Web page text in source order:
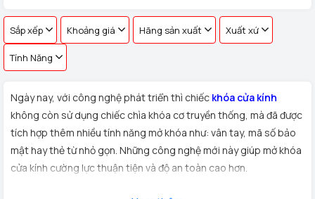
Sắp xếp Khoảng giá Hãng sản xuất Xuất xứ
Tính Năng
Ngày nay, với công nghệ phát triển thì chiếc khóa cửa kính
không còn sử dụng chiếc chìa khóa cơ truyền thống, mà đã được
tích hợp thêm nhiều tính năng mở khóa như: vân tay, mã số bảo
mật hay thẻ từ nhỏ gọn. Những công nghệ mới này giúp mở khóa
cửa kính cường lực thuận tiện và độ an toàn cao hơn.